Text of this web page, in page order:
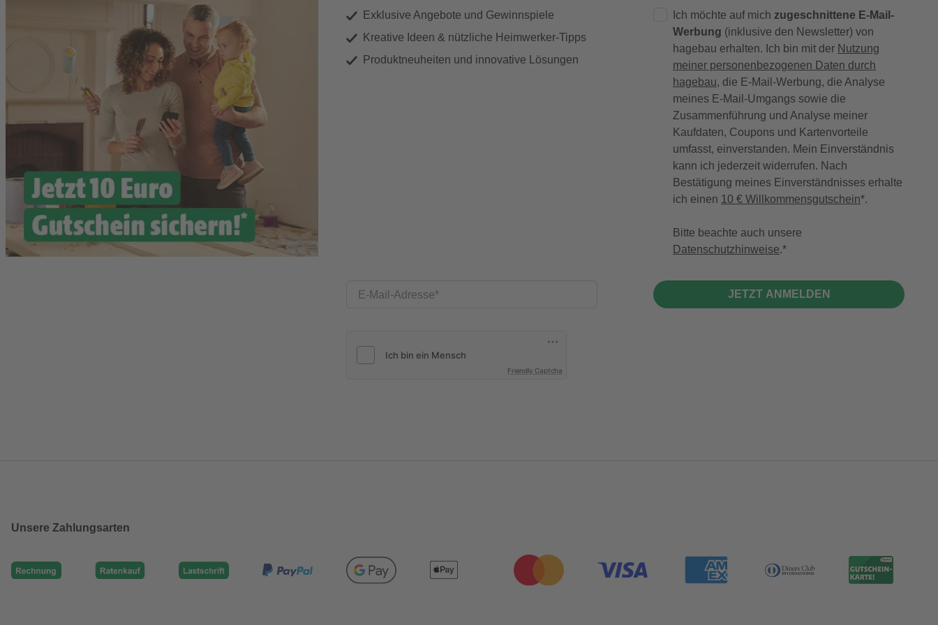
Exklusive Angebote und Gewinnspiele
Kreative Ideen & nützliche Heimwerker-Tipps
Produktneuheiten und innovative Lösungen
E-Mail-Adresse
Friendly Captcha
Ich möchte auf mich zugeschnittene E-Mail-
Werbung (inklusive den Newsletter) von
hagebau erhalten. Ich bin mit der Nutzung
meiner personenbezogenen Daten durch
hagebau, die E-Mail-Werbung, die Analyse
meines E-Mail-Umgangs sowie die
Zusammenführung und Analyse meiner
Kaufdaten, Coupons und Kartenvorteile
umfasst, einverstanden. Mein Einverständnis
kann ich jederzeit widerrufen. Nach
Bestätigung meines Einverständnisses erhalte
ich einen 10 € Willkommensgutschein*.
Bitte beachte auch unsere
Datenschutzhinweise.
JETZT ANMELDEN
Unsere Zahlungsarten